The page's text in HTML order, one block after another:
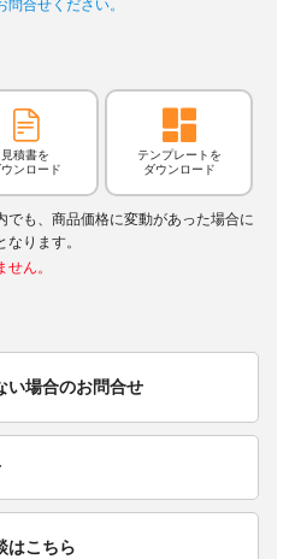
合せください。
見積書を
ウンロード
テンプレートを
ダウンロード
も、商品価格に変動があった場合に
ります。
ん。
い場合のお問合せ
はこちら